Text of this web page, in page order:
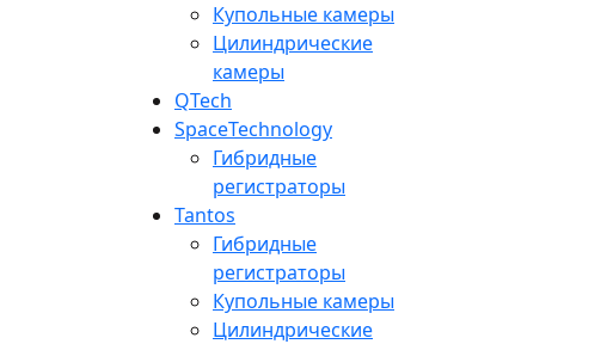
Купольные камеры
Цилиндрические
камеры
QTech
SpaceTechnology
Гибридные
регистраторы
Tantos
Гибридные
регистраторы
Купольные камеры
Цилиндрические